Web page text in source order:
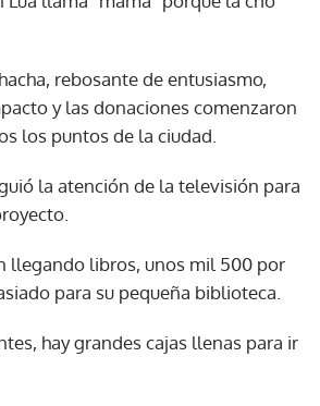
rebosante de entusiasmo,
y las donaciones comenzaron
los puntos de la ciudad.
la atención de la televisión para
llegando libros, unos mil 500 por
para su pequeña biblioteca.
hay grandes cajas llenas para ir